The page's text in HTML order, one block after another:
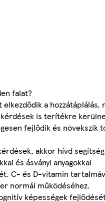
falat?
a hozzátáplálás,
is terítékre
fejlődik és növekszik
akkor hívd
és ásványi anyagokkal
C- és D-vitamin
normál működéséhez.
képességek